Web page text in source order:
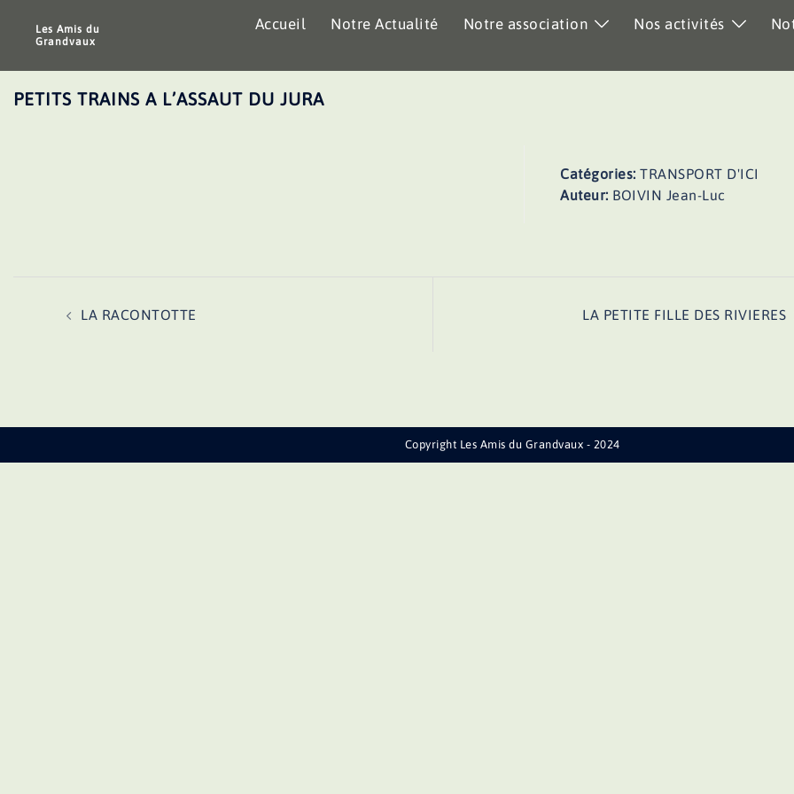
Les Amis du
Grandvaux
Accueil Notre Actualité Notre association Nos activités
PETITS TRAINS A L’ASSAUT DU JURA
Catégories:TRANSPORT D'ICI
Auteur: BOIVIN Jean-Luc
LA RACONTOTTE LA PETITE FILLE DES RIVIERES
Copyright Les Amis du Grandvaux - 2024